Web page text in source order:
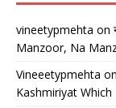
vineetypmehta on
Manzoor, Na
Vineeetypmehta on
Kashmiriyat Which